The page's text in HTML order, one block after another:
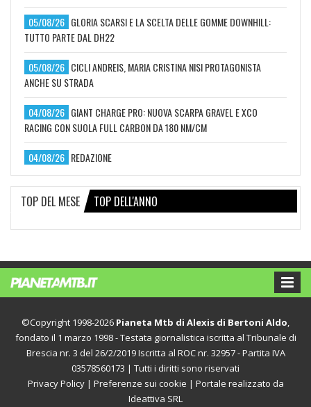
05/08/26 GLORIA SCARSI E LA SCELTA DELLE GOMME DOWNHILL:
TUTTO PARTE DAL DH22
05/08/26 CICLI ANDREIS, MARIA CRISTINA NISI PROTAGONISTA
ANCHE SU STRADA
04/08/26 GIANT CHARGE PRO: NUOVA SCARPA GRAVEL E XCO
RACING CON SUOLA FULL CARBON DA 180 NM/CM
04/08/26 REDAZIONE
TOP DEL MESE TOP DELL'ANNO
©Copyright 1998-2026 Pianeta Mtb di Alexis di Bertoni Aldo,
fondato il 1 marzo 1998 - Testata giornalistica iscritta al Tribunale di
Brescia nr. 3 del 26/2/2019 Iscritta al ROC nr. 32957 - Partita IVA
03578560173 | Tutti i diritti sono riservati
Privacy Policy| Preferenze sui cookie | Portale realizzato da
Ideattiva SRL